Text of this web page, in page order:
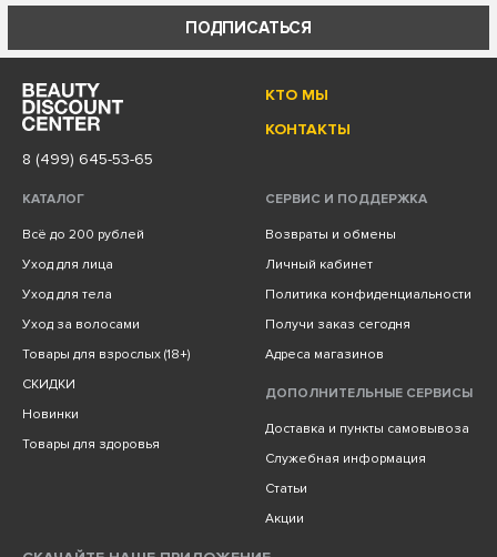
ПОДПИСАТЬСЯ
КТО МЫ
КОНТАКТЫ
8 (499) 645-53-65
КАТАЛОГ
Всё до 200 рублей
Уход для лица
Уход для тела
Уход за волосами
Товары для взрослых (18+)
СКИДКИ
Новинки
Товары для здоровья
СЕРВИС И ПОДДЕРЖКА
Возвраты и обмены
Личный кабинет
Политика конфиденциальности
Получи заказ сегодня
Адреса магазинов
ДОПОЛНИТЕЛЬНЫЕ СЕРВИСЫ
Доставка и пункты самовывоза
Служебная информация
Статьи
Акции